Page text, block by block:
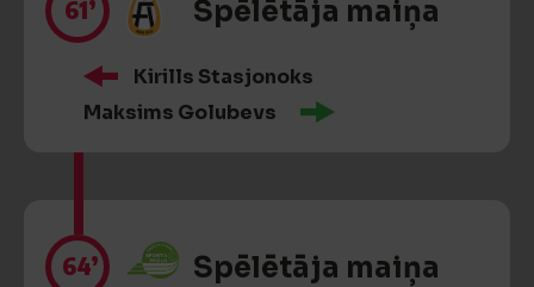
61’ Spēlētāja maiņa
Kirills Stasjonoks
Maksims Golubevs
64’ Spēlētāja maiņa